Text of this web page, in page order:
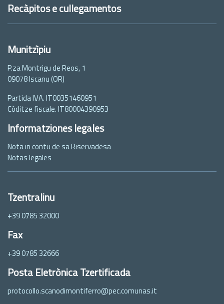
Recàpitos e cullegamentos
Munitzìpiu
P.za Montrigu de Reos, 1
09078 Iscanu (OR)
Partida IVA. IT00351460951
Còditze fiscale. IT80004390953
Informatziones legales
Nota in contu de sa Riservadesa
Notas legales
Tzentralinu
+39 0785 32000
Fax
+39 0785 32666
Posta Eletrònica Tzertificada
protocollo.scanodimontiferro@pec.comunas.it